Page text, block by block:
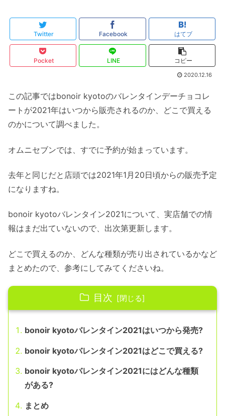
Twitter Facebook はてブ
Pocket LINE コピー
2020.12.16
この記事ではbonoir kyotoのバレンタインデーチョコレ
ートが2021年はいつから販売されるのか、どこで買える
のかについて調べました。
オムニセブンでは、すでに予約が始まっています。
去年と同じだと店頭では2021年1月20日頃からの販売予定
になりますね。
bonoir kyotoバレンタイン2021について、実店舗での情
報はまだ出ていないので、出次第更新します。
どこで買えるのか、どんな種類が売り出されているかなど
まとめたので、参考にしてみてくださいね。
目次
bonoir kyotoバレンタイン2021はいつから発売?
bonoir kyotoバレンタイン2021はどこで買える?
bonoir kyotoバレンタイン2021にはどんな種類
がある?
まとめ